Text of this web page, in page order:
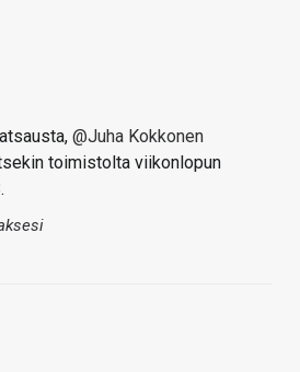
@Juha Kokkonen
toimistolta viikonlopun